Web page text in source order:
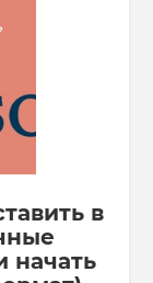
в
начать